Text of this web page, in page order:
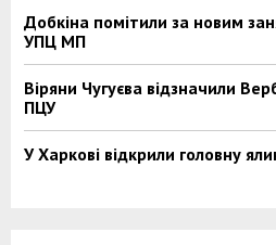
Добкіна помітили за новим
УПЦ МП
Віряни Чугуєва відзначили
ПЦУ
У Харкові відкрили головну